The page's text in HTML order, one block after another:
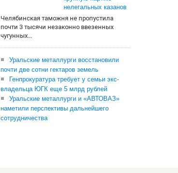
нелегальных казанов
Челябинская таможня не пропустила
почти 3 тысячи незаконно ввезенных
чугунных...
Уральские металлурги восстановили
почти две сотни гектаров земель
Генпрокуратура требует у семьи экс-
владельца ЮГК еще 5 млрд рублей
Уральские металлурги и «АВТОВАЗ»
наметили перспективы дальнейшего
сотрудничества